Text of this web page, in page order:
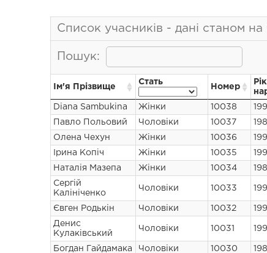
Список учасників - дані станом на
Пошук:
Ім'я Прізвище
Стать
Номер
Рік
Diana Sambukina Жінки 10038
Павло Польовий Чоловіки 10037
Олена Чехун Жінки 10036
Ірина Копіч Жінки 10035
Наталія Мазепа Жінки 10034
Сергій
Калініченко
Чоловіки 10033
Євген Родькін Чоловіки 10032
Денис
Кулаківський
Чоловіки 10031
Богдан Гайдамака Чоловіки 10030